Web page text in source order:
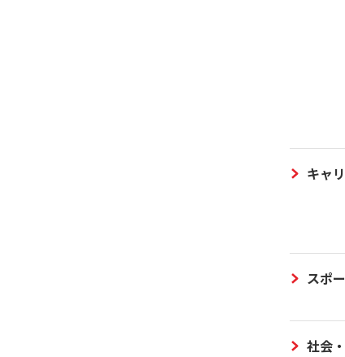
キャ
スポ
社会